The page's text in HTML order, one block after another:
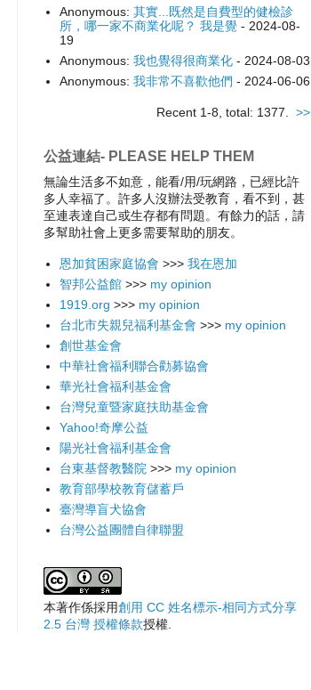
Anonymous: 其實...既然是自費型的健檢診
所，哪一家不商業化呢？ 我是覺- 2024-08-
19
Anonymous: 我也覺得很商業化- 2024-08-03
Anonymous: 我非常不喜歡他們 - 2024-06-06
Recent 1-8, total: 1377. >>
公益連結- PLEASE HELP THEM
無論生活多不如意，能看/用/玩網路，已經比許
多人幸福了。許多人沒辦法受教育，看不到，甚
至連表達自己或生存都有問題。有餘力的話，請
多幫助社會上更多需要幫助的朋友。
恩加貧困家庭協會 >>> 我在恩加
智邦公益館>>> my opinion
1919.org >>> my opinion
台北市失親兒福利基金會 >>> my opinion
創世基金會
中華社會福利聯合勸募協會
華光社會福利基金會
台灣兒童暨家庭扶助基金會
Yahoo!奇摩公益
陽光社會福利基金會
台東基督教醫院>>> my opinion
教育部學校教育儲蓄戶
臺灣導盲犬協會
台灣公益團體自律聯盟
本著作係採用創用 CC 姓名標示-相同方式分享
2.5 台灣 授權條款授權.